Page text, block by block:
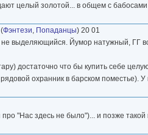
целый золотой... в общем с
(Фэнтези, Попаданцы) 20 01
выделяющийся. Йумор натужный, ГГ
достаточно что бы купить себе
охранник в барском поместье).
"Нас здесь не было")... и позже такой